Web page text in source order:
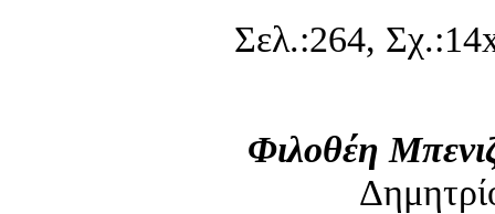
Σελ.:264,
Φιλοθέη